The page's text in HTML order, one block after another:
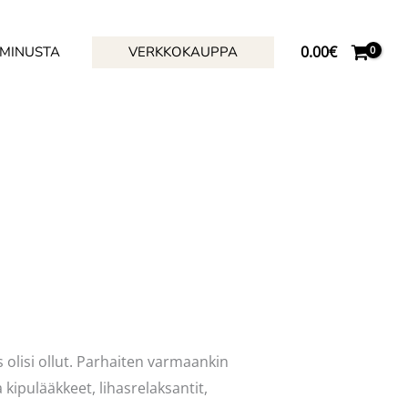
VERKKOKAUPPA 0.00€
ollut. Parhaiten varmaankin
lihasrelaksantit,